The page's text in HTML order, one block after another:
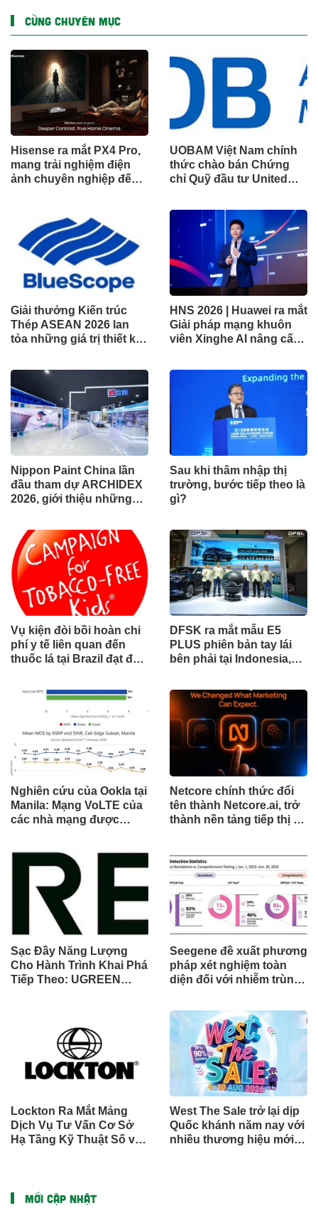
CÙNG CHUYÊN MỤC
Hisense ra mắt PX4 Pro,
mang trải nghiệm điện
ảnh chuyên nghiệp đến
UOBAM Việt Nam chính
thức chào bán Chứng
chỉ Quỹ đầu tư United
(UMMF)
Giải thưởng Kiến trúc
Thép ASEAN 2026 lan
tỏa những giá trị thiết kế
vực
HNS 2026 | Huawei ra mắt
Giải pháp mạng khuôn
viên Xinghe AI nâng cấp
Nippon Paint China lần
đầu tham dự ARCHIDEX
2026, giới thiệu những
công nghiệp
Sau khi thâm nhập thị
trường, bước tiếp theo là
gì?
Vụ kiện đòi bồi hoàn chi
phí y tế liên quan đến
thuốc lá tại Brazil đạt đến
tòa án chuẩn bị ra phán
DFSK ra mắt mẫu E5
PLUS phiên bản tay lái
bên phải tại Indonesia,
trong hành trình mở rộng
toàn cầu
Nghiên cứu của Ookla tại
Manila: Mạng VoLTE của
các nhà mạng được
về chất lượng và độ tin
cậy của cuộc gọi thoại
Netcore chính thức đổi
tên thành Netcore.ai, trở
thành nền tảng tiếp thị tự
trưởng khách hàng
Sạc Đầy Năng Lượng
Cho Hành Trình Khai Phá
Tiếp Theo: UGREEN
Seegene đề xuất phương
pháp xét nghiệm toàn
diện đối với nhiễm trùng
qua Nghiên cứu lâm
sàng một triệu ca toàn
cầu (GMCS)
Lockton Ra Mắt Mảng
Dịch Vụ Tư Vấn Cơ Sở
Hạ Tầng Kỹ Thuật Số và
West The Sale trở lại dịp
Quốc khánh năm nay với
nhiều thương hiệu mới,
MỚI CẬP NHẬT